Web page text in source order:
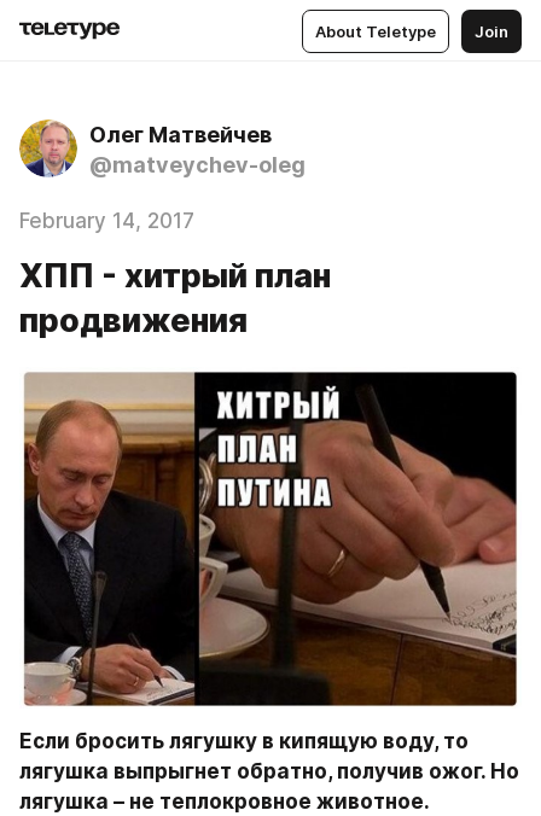
About Teletype Join
Олег Матвейчев
@matveychev-oleg
February 14, 2017
ХПП - хитрый план
продвижения
Если бросить лягушку в кипящую воду, то
лягушка выпрыгнет обратно, получив ожог. Но
лягушка – не теплокровное животное.